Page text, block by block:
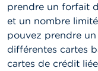
prendre un forfait
et un nombre
pouvez prendre
différentes cartes
cartes de crédit